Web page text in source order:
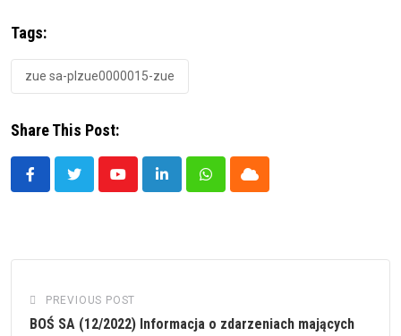
Tags:
zue sa-plzue0000015-zue
Share This Post:
YoutubeLinkedInWhatsappCloud
PREVIOUS POST
BOŚ SA (12/2022) Informacja o zdarzeniach mających